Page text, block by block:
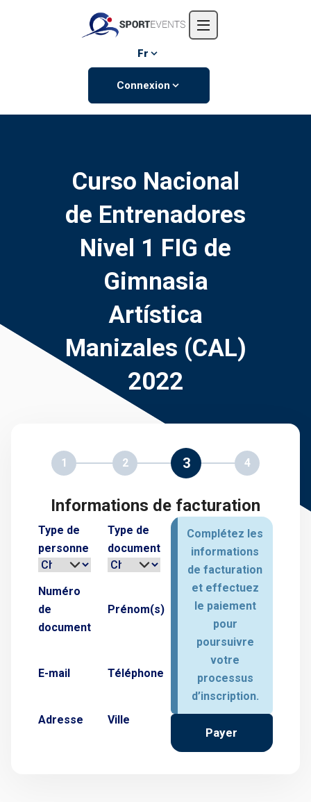
L'entreprise
Événements
Fr
Connexion
Curso Nacional
de Entrenadores
Nivel 1 FIG de
Gimnasia
Artística
Manizales (CAL)
2022
1 2 3 4
Informations de facturation
Type de
personne
Type de
document
Numéro
de
document
Prénom(s)
E-mail Téléphone
Adresse Ville
Complétez les
informations
de facturation
et effectuez
le paiement
pour
poursuivre
votre
processus
d’inscription.
Payer